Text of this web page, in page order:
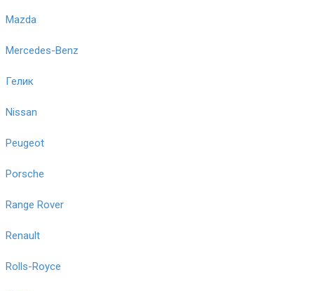
Mazda
Mercedes-Benz
Гелик
Nissan
Peugeot
Porsche
Range Rover
Renault
Rolls-Royce